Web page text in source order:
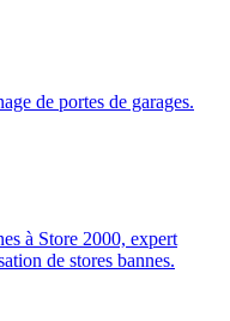
de portes de garages.
à Store 2000, expert
de stores bannes.